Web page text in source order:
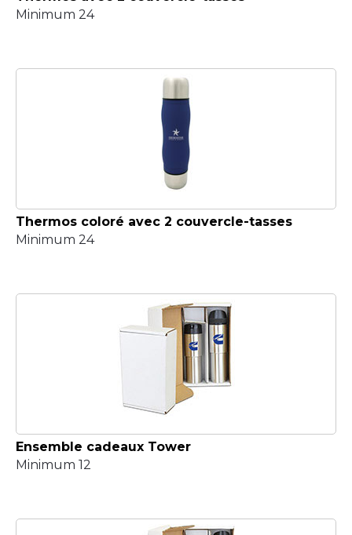
Minimum 24
Thermos coloré avec 2 couvercle-tasses
Minimum 24
Ensemble cadeaux Tower
Minimum 12